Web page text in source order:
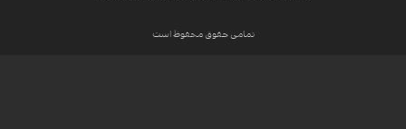
تمامی حقوق محفوظ است